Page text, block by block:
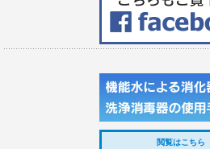
閲覧はこちら